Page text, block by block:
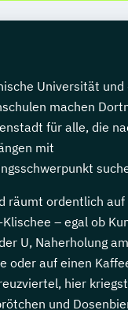
Universität und
machen
für alle, die
mit
räumt ordentlich
– egal ob
U, Naherholung am
oder auf einen
hier
und